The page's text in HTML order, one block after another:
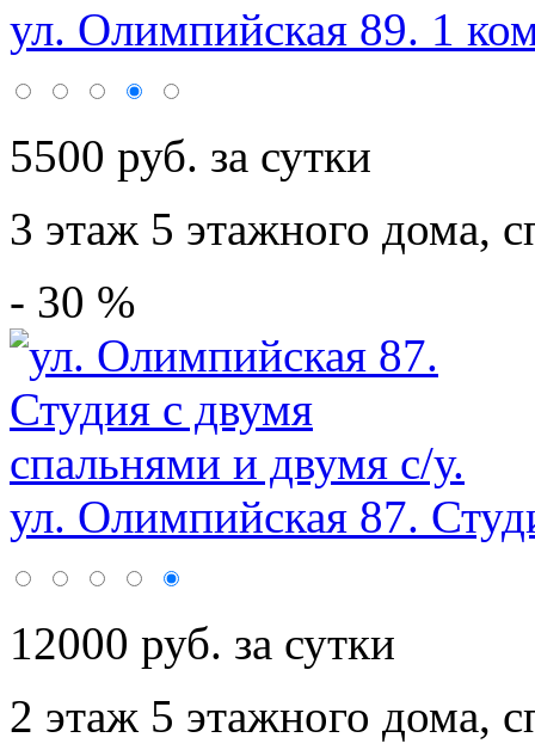
ул. Олимпийская 89. 1
5500 руб. за сутки
3 этаж 5 этажного дома,
- 30 %
ул. Олимпийская 87.
12000 руб. за сутки
2 этаж 5 этажного дома,